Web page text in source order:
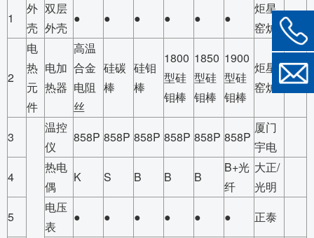
1
外
壳
双层
外壳
● ● ● ● ● ●
炬星
窑炉
2
电
热
元
件
电加
热器
高温
合金
电阻
丝
硅碳
棒
硅钼
棒
1800
型硅
钼棒
1850
型硅
钼棒
1900
型硅
钼棒
炬星
窑炉
3
温控
仪
858P 858P 858P 858P 858P 858P
厦门
宇电
4
热电
偶
K S B B B
B+光
纤
大正/
光明
5
电压
表
● ● ● ● ● ● 正泰